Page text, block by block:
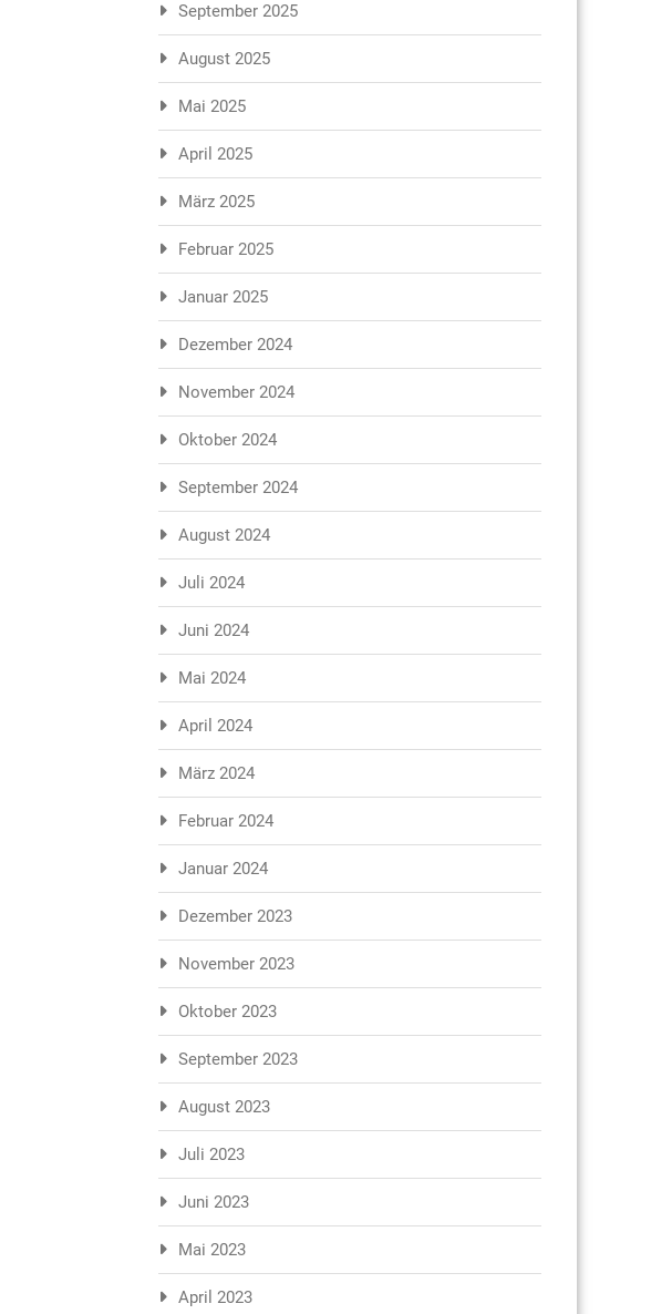
September 2025
August 2025
Mai 2025
April 2025
März 2025
Februar 2025
Januar 2025
Dezember 2024
November 2024
Oktober 2024
September 2024
August 2024
Juli 2024
Juni 2024
Mai 2024
April 2024
März 2024
Februar 2024
Januar 2024
Dezember 2023
November 2023
Oktober 2023
September 2023
August 2023
Juli 2023
Juni 2023
Mai 2023
April 2023